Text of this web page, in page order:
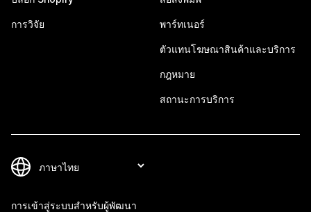
การวิจัย พาร์ทเนอร์
ตัวแทนโฆษณาสินค้าและบริการ
กฎหมาย
สถานะการบริการ
การเข้าสู่ระบบสำหรับผู้พัฒนา